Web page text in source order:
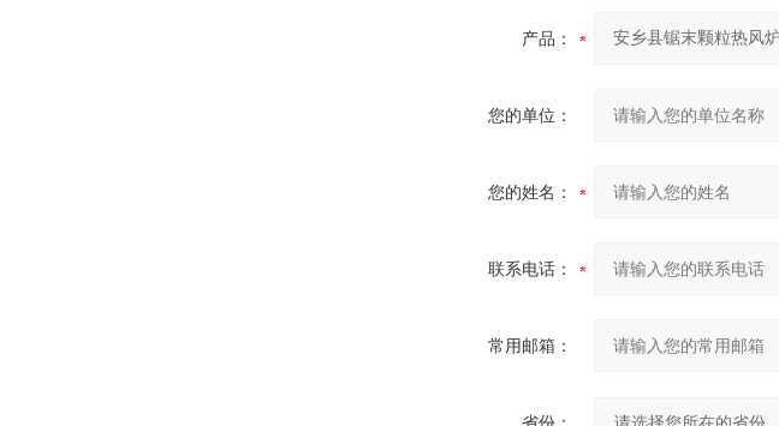
产品：
您的单位：
您的姓名：
联系电话：
常用邮箱：